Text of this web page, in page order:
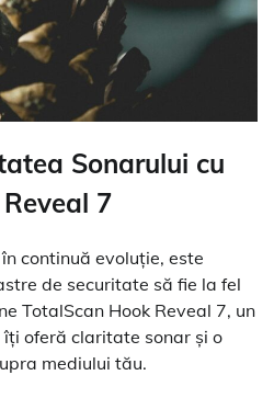
Sonarului cu
7
continuă evoluție, este
de securitate să fie la fel
TotalScan Hook Reveal 7, un
oferă claritate sonar și o
mediului tău.